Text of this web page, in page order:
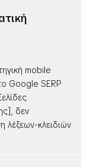
mobile
Google SERP
δεν
λέξεων-κλειδιών